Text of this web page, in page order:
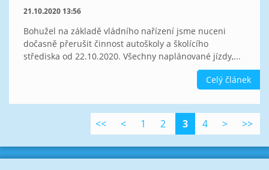
21.10.2020 13:56
Bohužel na základě vládního nařízení jsme nuceni
dočasně přerušit činnost autoškoly a školícího
střediska od 22.10.2020. Všechny naplánované jízdy,...
Celý článek
<< < 1 2 3 4 > >>